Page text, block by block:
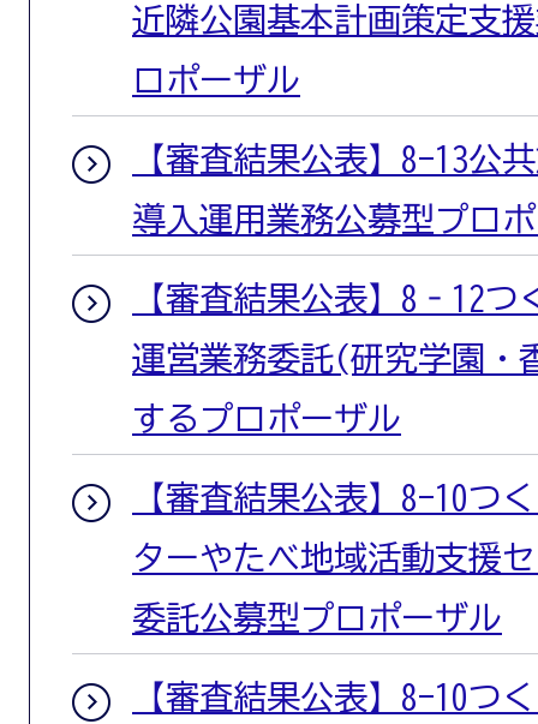
近隣公園基本計画策定支
ロポーザル
【審査結果公表】8-13公
導入運用業務公募型プロ
【審査結果公表】8‐12つ
運営業務委託(研究学園・
するプロポーザル
【審査結果公表】8-10つ
ターやたべ地域活動支援
委託公募型プロポーザル
【審査結果公表】8-10つ